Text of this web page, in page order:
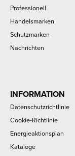
Professionell
Handelsmarken
Schutzmarken
Nachrichten
INFORMATION
Datenschutzrichtlinie
Cookie-Richtlinie
Energieaktionsplan
Kataloge